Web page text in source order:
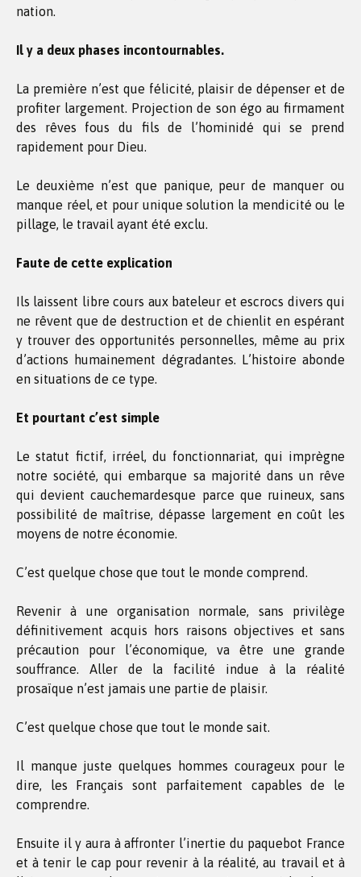
nation.
Il y a deux phases incontournables.
La première n’est que félicité, plaisir de dépenser et de
profiter largement. Projection de son égo au firmament
des rêves fous du fils de l’hominidé qui se prend
rapidement pour Dieu.
Le deuxième n’est que panique, peur de manquer ou
manque réel, et pour unique solution la mendicité ou le
pillage, le travail ayant été exclu.
Faute de cette explication
Ils laissent libre cours aux bateleur et escrocs divers qui
ne rêvent que de destruction et de chienlit en espérant
y trouver des opportunités personnelles, même au prix
d’actions humainement dégradantes. L’histoire abonde
en situations de ce type.
Et pourtant c’est simple
Le statut fictif, irréel, du fonctionnariat, qui imprègne
notre société, qui embarque sa majorité dans un rêve
qui devient cauchemardesque parce que ruineux, sans
possibilité de maîtrise, dépasse largement en coût les
moyens de notre économie.
C’est quelque chose que tout le monde comprend.
Revenir à une organisation normale, sans privilège
définitivement acquis hors raisons objectives et sans
précaution pour l’économique, va être une grande
souffrance. Aller de la facilité indue à la réalité
prosaïque n’est jamais une partie de plaisir.
C’est quelque chose que tout le monde sait.
Il manque juste quelques hommes courageux pour le
dire, les Français sont parfaitement capables de le
comprendre.
Ensuite il y aura à affronter l’inertie du paquebot France
et à tenir le cap pour revenir à la réalité, au travail et à